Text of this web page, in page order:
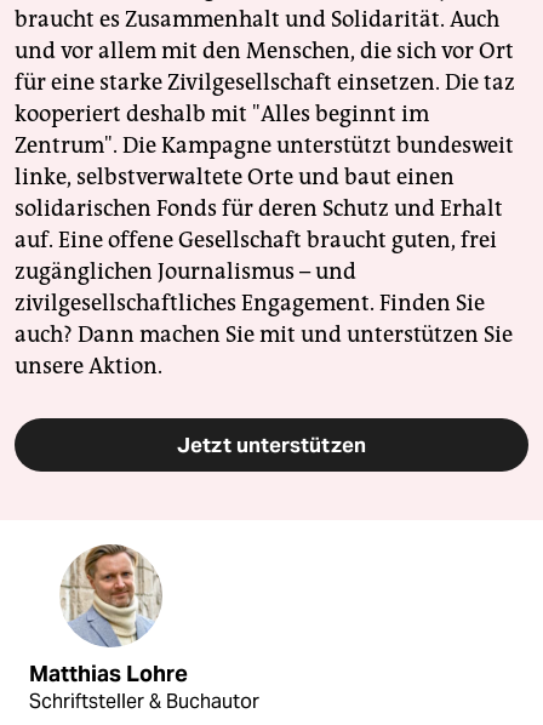
braucht es Zusammenhalt und Solidarität. Auch
und vor allem mit den Menschen, die sich vor Ort
für eine starke Zivilgesellschaft einsetzen. Die taz
kooperiert deshalb mit "Alles beginnt im
Zentrum". Die Kampagne unterstützt bundesweit
linke, selbstverwaltete Orte und baut einen
solidarischen Fonds für deren Schutz und Erhalt
auf. Eine offene Gesellschaft braucht guten, frei
zugänglichen Journalismus – und
zivilgesellschaftliches Engagement. Finden Sie
auch? Dann machen Sie mit und unterstützen Sie
unsere Aktion.
Jetzt unterstützen
Matthias Lohre
Schriftsteller & Buchautor